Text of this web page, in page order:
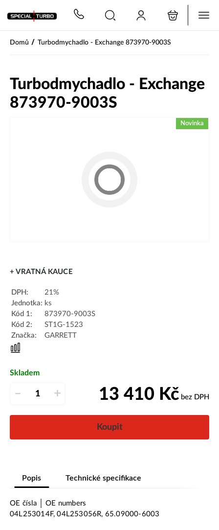
Domů / Turbodmychadlo - Exchange 873970-9003S
Turbodmychadlo - Exchange
873970-9003S
Novinka
+ VRATNÁ KAUCE
DPH:
21%
Jednotka: ks
Kód 1:
873970-9003S
Kód 2:
ST1G-1523
Značka:
GARRETT
Skladem
– + 13 410 Kč bez DPH
Koupit
Popis Technické specifikace
OE čísla │ OE numbers
04L253014F, 04L253056R, 65.09000-6003